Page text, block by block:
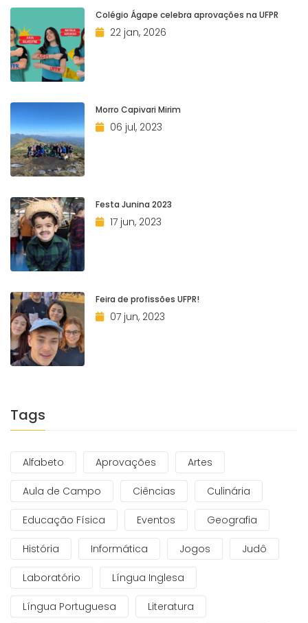
Colégio Ágape celebra aprovações na UFPR
22 jan, 2026
Morro Capivari Mirim
06 jul, 2023
Festa Junina 2023
17 jun, 2023
Feira de profissões UFPR!
07 jun, 2023
Tags
Alfabeto Aprovações Artes
Aula de Campo Ciências Culinária
Educação Física Eventos Geografia
História Informática Jogos Judô
Laboratório Língua Inglesa
Língua Portuguesa Literatura